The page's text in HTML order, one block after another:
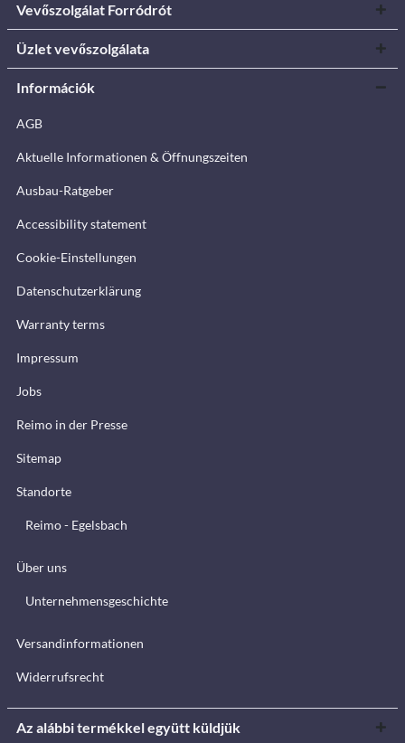
Vevőszolgálat Forródrót
Üzlet vevőszolgálata
Információk
AGB
Aktuelle Informationen & Öffnungszeiten
Ausbau-Ratgeber
Accessibility statement
Cookie-Einstellungen
Datenschutzerklärung
Warranty terms
Impressum
Jobs
Reimo in der Presse
Sitemap
Standorte
Reimo - Egelsbach
Über uns
Unternehmensgeschichte
Versandinformationen
Widerrufsrecht
Az alábbi termékkel együtt küldjük